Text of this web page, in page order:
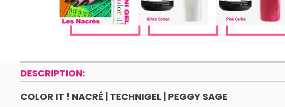
DESCRIPTION:
COLOR IT ! NACRÉ | TECHNIGEL | PEGGY SAGE